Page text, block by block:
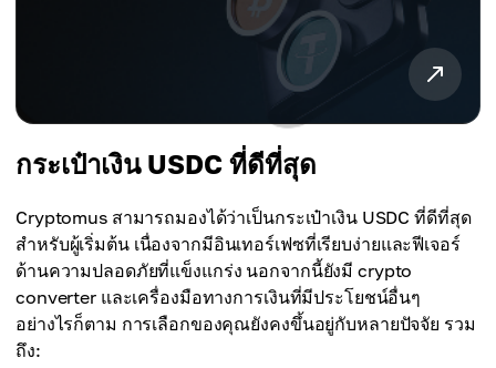
กระเป๋าเงิน USDC ที่ดีที่สุด
Cryptomus สามารถมองได้ว่าเป็นกระเป๋าเงิน USDC ที่ดีที่สุด
สำหรับผู้เริ่มต้น เนื่องจากมีอินเทอร์เฟซที่เรียบง่ายและฟีเจอร์
ด้านความปลอดภัยที่แข็งแกร่ง นอกจากนี้ยังมี crypto
converter และเครื่องมือทางการเงินที่มีประโยชน์อื่นๆ
อย่างไรก็ตาม การเลือกของคุณยังคงขึ้นอยู่กับหลายปัจจัย รวม
ถึง: